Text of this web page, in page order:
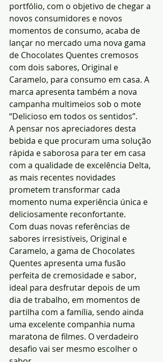
portfólio, com o objetivo de chegar a
novos consumidores e novos
momentos de consumo, acaba de
lançar no mercado uma nova gama
de Chocolates Quentes cremosos
com dois sabores, Original e
Caramelo, para consumo em casa. A
marca apresenta também a nova
campanha multimeios sob o mote
“Delicioso em todos os sentidos”.
A pensar nos apreciadores desta
bebida e que procuram uma solução
rápida e saborosa para ter em casa
com a qualidade de excelência Delta,
as mais recentes novidades
prometem transformar cada
momento numa experiência única e
deliciosamente reconfortante.
Com duas novas referências de
sabores irresistíveis, Original e
Caramelo, a gama de Chocolates
Quentes apresenta uma fusão
perfeita de cremosidade e sabor,
ideal para desfrutar depois de um
dia de trabalho, em momentos de
partilha com a família, sendo ainda
uma excelente companhia numa
maratona de filmes. O verdadeiro
desafio vai ser mesmo escolher o